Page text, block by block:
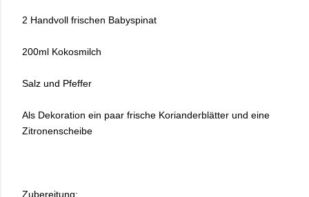
2 Handvoll frischen Babyspinat
200ml Kokosmilch
Salz und Pfeffer
Als Dekoration ein paar frische Korianderblätter und eine
Zitronenscheibe
Zubereitung: